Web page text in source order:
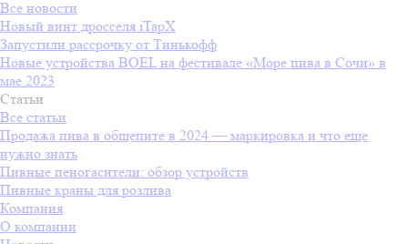
Все новости
Новый винт дросселя iTapX
Запустили рассрочку от Тинькофф
Новые устройства BOEL на фестивале «Море пива в Сочи» в
мае 2023
Статьи
Все статьи
Продажа пива в общепите в 2024 — маркировка и что еще
нужно знать
Пивные пеногасители: обзор устройств
Пивные краны для розлива
Компания
О компании